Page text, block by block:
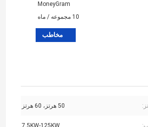
MoneyGram
10 مجموعه / ماه
مخاطب
50 هرتز، 60 هرتز